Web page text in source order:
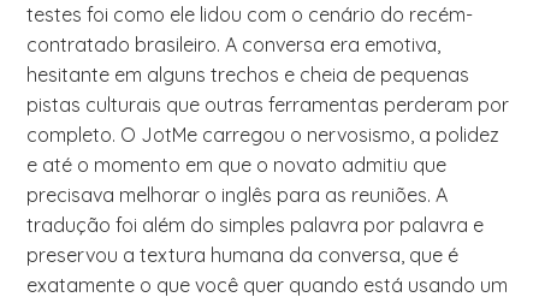
testes foi como ele lidou com o cenário do recém-
contratado brasileiro. A conversa era emotiva,
hesitante em alguns trechos e cheia de pequenas
pistas culturais que outras ferramentas perderam por
completo. O JotMe carregou o nervosismo, a polidez
e até o momento em que o novato admitiu que
precisava melhorar o inglês para as reuniões. A
tradução foi além do simples palavra por palavra e
preservou a textura humana da conversa, que é
exatamente o que você quer quando está usando um